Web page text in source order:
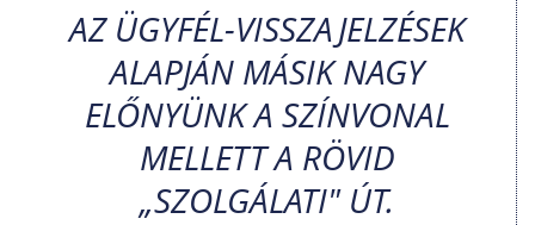
AZ ÜGYFÉL-VISSZAJELZÉSEK
ALAPJÁN MÁSIK NAGY
ELŐNYÜNK A SZÍNVONAL
MELLETT A RÖVID
„SZOLGÁLATI" ÚT.